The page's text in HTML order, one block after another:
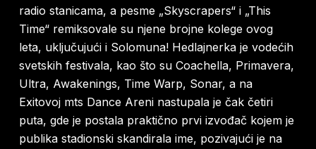
radio stanicama, a pesme „Skyscrapers“ i „This
Time“ remiksovale su njene brojne kolege ovog
leta, uključujući i Solomuna! Hedlajnerka je vodećih
svetskih festivala, kao što su Coachella, Primavera,
Ultra, Awakenings, Time Warp, Sonar, a na
Exitovoj mts Dance Areni nastupala je čak četiri
puta, gde je postala praktično prvi izvođač kojem je
publika stadionski skandirala ime, pozivajući je na